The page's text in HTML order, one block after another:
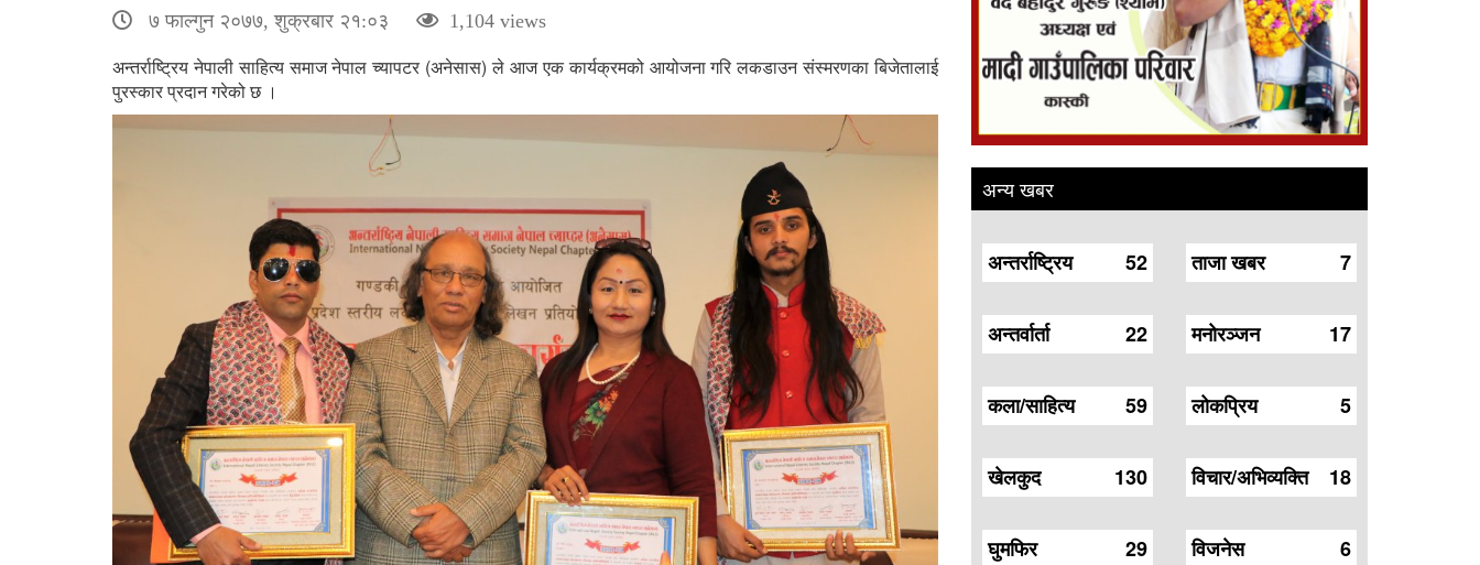
७ फाल्गुन २०७७, शुक्रबार २१:०३ 1,104 views
अन्तर्राष्ट्रिय नेपाली साहित्य समाज नेपाल च्यापटर (अनेसास) ले आज एक कार्यक्रमको आयोजना गरि लकडाउन संस्मरणका बिजेतालाई
पुरस्कार प्रदान गरेको छ ।
अन्य खबर
52
अन्तर्राष्ट्रिय
22
अन्तर्वार्ता
59
कला/साहित्य
130
खेलकुद
29
घुमफिर
7
ताजा खबर
17
मनोरञ्जन
5
लोकप्रिय
18
विचार/अभिव्यक्ति
6
विजनेस